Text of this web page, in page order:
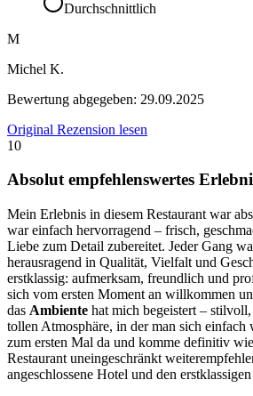
Durchschnittlich
M
Michel K.
Bewertung abgegeben: 29.09.2025
Original Rezension lesen
10
Absolut empfehlenswertes
Mein Erlebnis in diesem Restaurant war
war einfach hervorragend – frisch,
Liebe zum Detail zubereitet. Jeder Gang
herausragend in Qualität, Vielfalt und
erstklassig: aufmerksam, freundlich und
sich vom ersten Moment an willkommen
das Ambiente hat mich begeistert –
tollen Atmosphäre, in der man sich
zum ersten Mal da und komme definitiv
Restaurant uneingeschränkt
angeschlossene Hotel und den